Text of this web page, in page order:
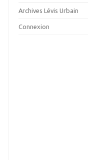
Archives Lévis Urbain
Connexion